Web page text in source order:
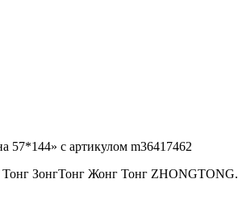
57*144» с артикулом m36417462
ЗонгТонг Жонг Тонг ZHONGTONG.